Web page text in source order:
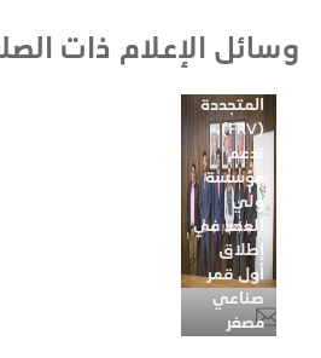
وسائل الإعلام ذات
لمشاريع
المتجددة
(FRV)،
تدعم
مؤسسة
ولي
العهد في
إطلاق
أول قمر
صناعي
مصغر
للأردن